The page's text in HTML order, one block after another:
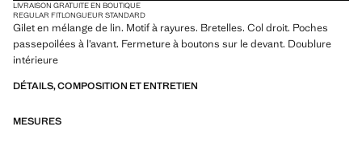
LIVRAISON GRATUITE EN BOUTIQUE
REGULAR FITLONGUEUR STANDARD
Gilet en mélange de lin. Motif à rayures. Bretelles. Col droit. Poches
passepoilées à l’avant. Fermeture à boutons sur le devant. Doublure
intérieure
DÉTAILS, COMPOSITION ET ENTRETIEN
MESURES